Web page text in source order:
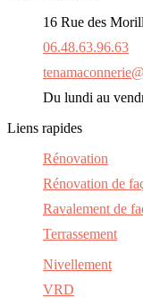
16 Rue des
06.48.63.96.63
Du lundi au
Liens rapides
Rénovation
Rénovation de
Ravalement de
Terrassement
Nivellement
VRD